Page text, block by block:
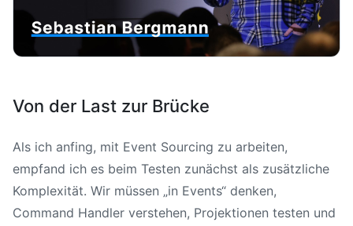
Von der Last zur Brücke
Als ich anfing, mit Event Sourcing zu arbeiten,
empfand ich es beim Testen zunächst als zusätzliche
Komplexität. Wir müssen „in Events“ denken,
Command Handler verstehen, Projektionen testen und